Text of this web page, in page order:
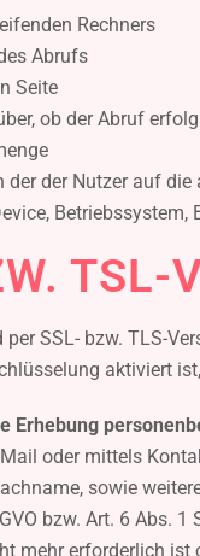
Rechners
Abrufs
Seite
ob der Abruf
der der Nutzer auf
Betriebssystem,
TSL-
per SSL- bzw. TLS-
aktiviert
Erhebung
oder mittels
sowie
bzw. Art. 6 Abs.
mehr erforderlich